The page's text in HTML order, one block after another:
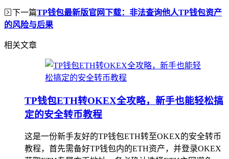
下一篇TP钱包最新版官网下载：非法查询他人TP钱包资产
的风险与后果
相关文章
TP钱包ETH转OKEX全攻略，新手也能轻松搞
定的安全转币教程
这是一份新手友好的TP钱包ETH转至OKEX的安全转币
教程，首先需备好TP钱包内的ETH资产，并登录OKEX